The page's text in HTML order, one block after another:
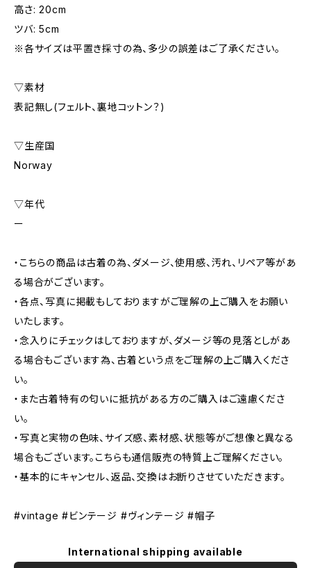
高さ: 20cm
ツバ: 5cm
※各サイズは平置き採寸の為、多少の誤差はご了承ください。
▽素材
表記無し(フェルト、裏地コットン？)
▽生産国
Norway
▽年代
ー
・こちらの商品は古着の為、ダメージ、使用感、汚れ、リペア等があ
る場合がございます。
・各点、写真に掲載もしておりますがご理解の上ご購入をお願い
いたします。
・念入りにチェックはしておりますが、ダメージ等の見落としがあ
る場合もございます為、古着という点をご理解の上ご購入くださ
い。
・また古着特有の匂いに抵抗がある方のご購入はご遠慮くださ
い。
・写真と実物の色味、サイズ感、素材感、状態等がご想像と異なる
場合もございます。こちらも通信販売の特質上ご理解ください。
・基本的にキャンセル、返品、交換はお断りさせていただきます。
#vintage #ビンテージ #ヴィンテージ #帽子
International shipping available